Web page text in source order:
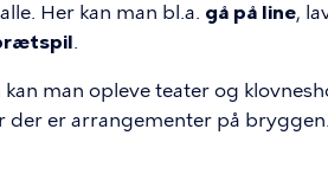
Her kan man bl.a. gå på line,
.
man opleve teater og
der er arrangementer på bryggen.